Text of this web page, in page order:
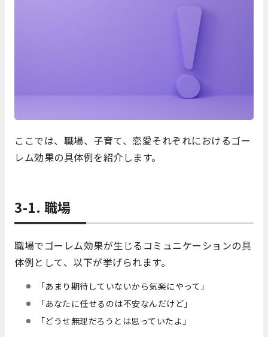
ここでは、職場、子育て、恋愛それぞれにおけるゴー
レム効果の具体例を紹介します。
3-1. 職場
職場でゴーレム効果が生じるコミュニケーションの具
体例として、以下が挙げられます。
「あまり期待していないから気楽にやって」
「あなたに任せるのは不安なんだけど」
「どうせ無理だろうとは思っていたよ」